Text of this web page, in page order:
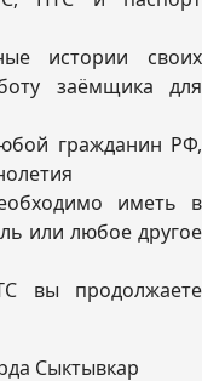
истории своих
заёмщика для
гражданин РФ,
иметь в
или любое другое
вы продолжаете